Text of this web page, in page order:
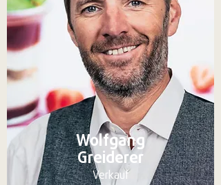
Verkauf
Greiderer
Wolfgang